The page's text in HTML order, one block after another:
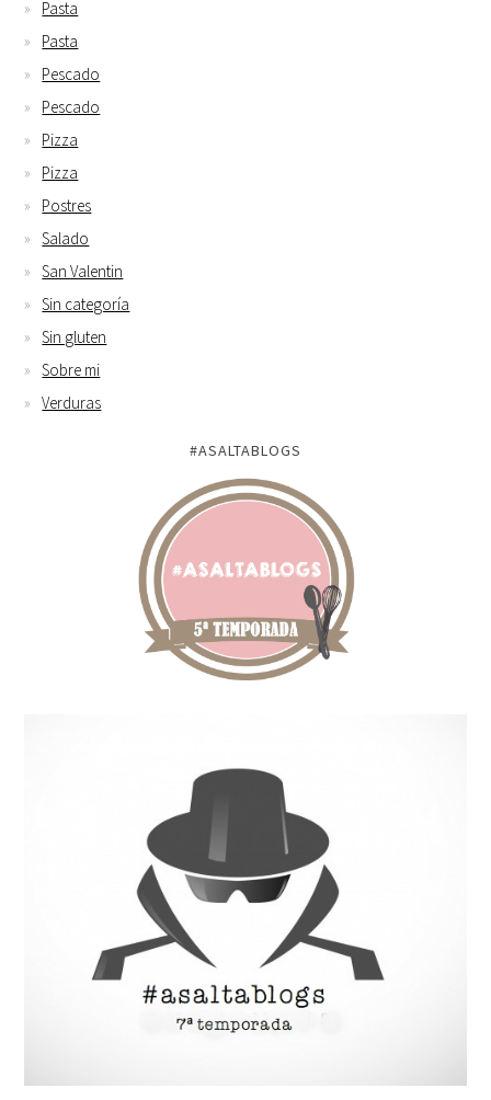
Pasta
Pasta
Pescado
Pescado
Pizza
Pizza
Postres
Salado
San Valentin
Sin categoría
Sin gluten
Sobre mi
Verduras
#ASALTABLOGS